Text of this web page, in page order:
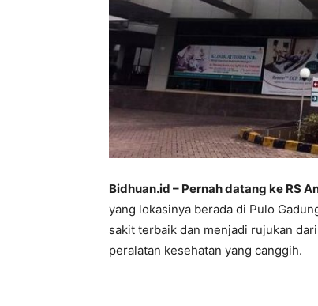
Bidhuan.id – Pernah datang ke RS
yang lokasinya berada di Pulo
sakit terbaik dan menjadi rujukan
peralatan kesehatan yang canggih.